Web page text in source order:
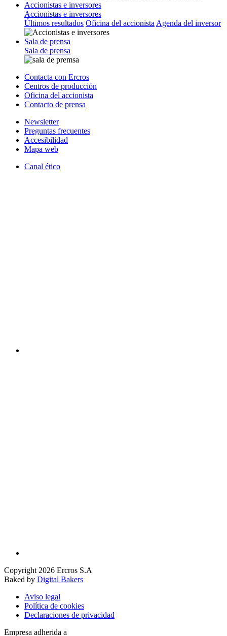
Accionistas e inversores
Accionistas e inversores
Últimos resultados Oficina del accionistaAgenda del inversor
Sala de prensa
Sala de prensa
Contacta con Ercros
Centros de producción
Oficina del accionista
Contacto de prensa
Newsletter
Preguntas frecuentes
Accesibilidad
Mapa web
Canal ético
Copyright 2026 Ercros S.A
Baked by Digital Bakers
Aviso legal
Política de cookies
Declaraciones de privacidad
Empresa adherida a